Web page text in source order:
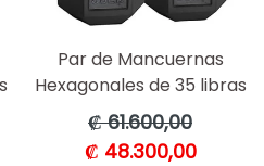
Par de Mancuernas
Hexagonales de 35 libras
Precio
habitual
₡ 61.600,00
₡ 48.300,00